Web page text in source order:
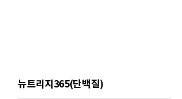
뉴트리지365(단백질)